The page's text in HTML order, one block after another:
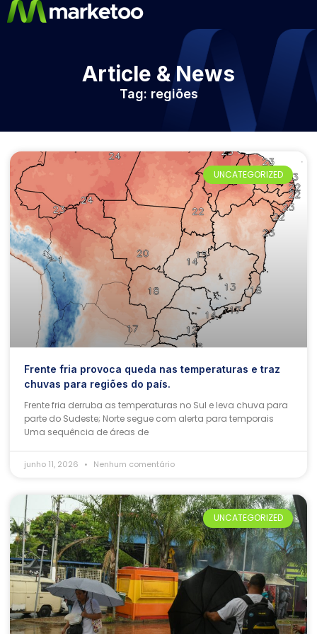
Article & News
Tag: regiões
UNCATEGORIZED
Frente fria provoca queda nas temperaturas e traz
chuvas para regiões do país.
Frente fria derruba as temperaturas no Sul e leva chuva para
parte do Sudeste; Norte segue com alerta para temporais
Uma sequência de áreas de
junho 11, 2026 Nenhum comentário
UNCATEGORIZED